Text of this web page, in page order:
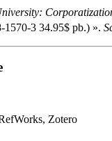
1570-3 34.95$ pb.) ».
Zotero